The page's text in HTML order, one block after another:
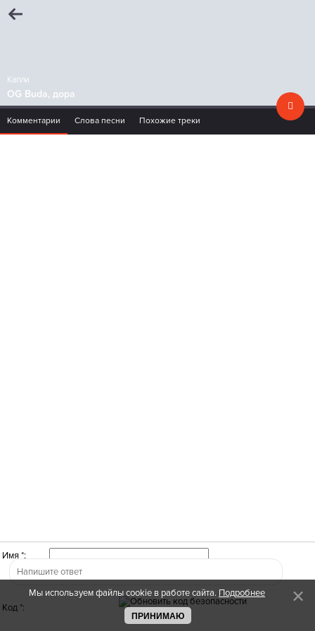
Капли
OG Buda, дора
Комментарии Слова песни Похожие треки
Имя *:
Код *:
Мы используем файлы cookie в работе сайта. Подробнее
ПРИНИМАЮ